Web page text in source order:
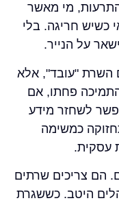
מי מאשר
כשיש חריגה. בלי
על הנייר.
השרת "עובד", אלא
פחתו, אם
לשחזר מידע
כמשימה
עסקית.
הם צריכים שרתים
היטב. כששגרת